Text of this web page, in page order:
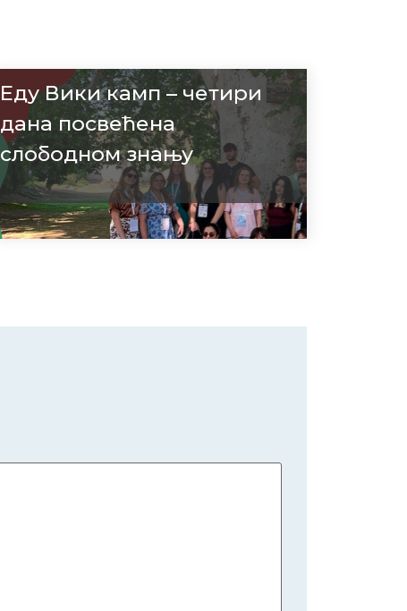
Еду Вики камп – четири
дана посвећена
слободном знању